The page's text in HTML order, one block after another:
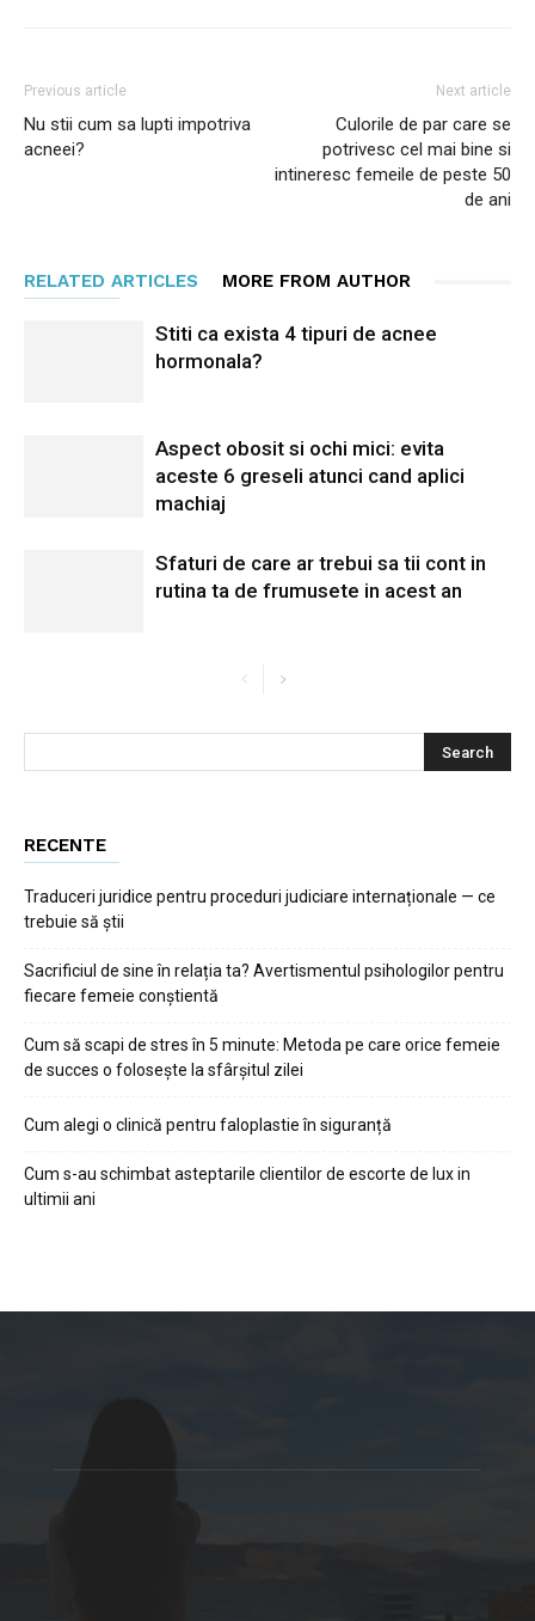
Previous article
Nu stii cum sa lupti impotriva
acneei?
Next article
Culorile de par care se
potrivesc cel mai bine si
intineresc femeile de peste 50
de ani
RELATED ARTICLES MORE FROM AUTHOR
Stiti ca exista 4 tipuri de acnee
hormonala?
Aspect obosit si ochi mici: evita
aceste 6 greseli atunci cand aplici
machiaj
Sfaturi de care ar trebui sa tii cont in
rutina ta de frumusete in acest an
RECENTE
Traduceri juridice pentru proceduri judiciare internaționale — ce
trebuie să știi
Sacrificiul de sine în relația ta? Avertismentul psihologilor pentru
fiecare femeie conștientă
Cum să scapi de stres în 5 minute: Metoda pe care orice femeie
de succes o folosește la sfârșitul zilei
Cum alegi o clinică pentru faloplastie în siguranță
Cum s-au schimbat asteptarile clientilor de escorte de lux in
ultimii ani